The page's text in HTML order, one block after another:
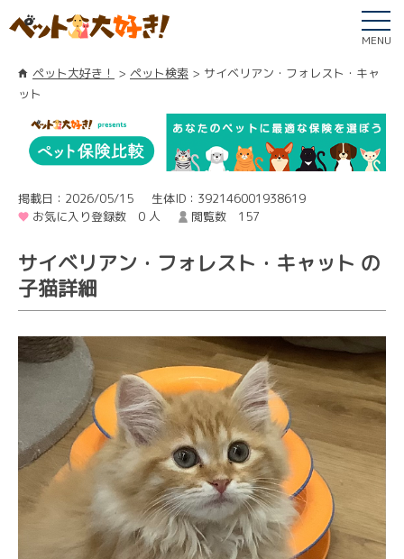
MENU
ペット大好き！ ペット検索
サイベリアン・フォレスト・キャ
ット
掲載日：2026/05/15
生体ID：392146001938619
お気に入り登録数 0 人
閲覧数 157
サイベリアン・フォレスト・キャット の
子猫詳細